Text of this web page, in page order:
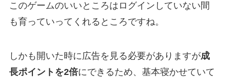
このゲームのいいところはログインしていない間
も育っていってくれるところですね。
しかも開いた時に広告を見る必要がありますが成
長ポイントを2倍にできるため、基本寝かせていて